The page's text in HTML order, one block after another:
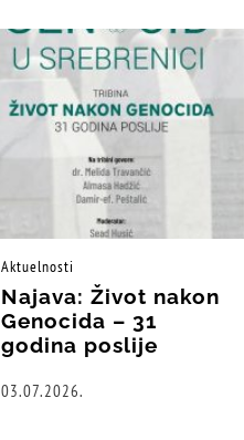
Aktuelnosti
Najava: Život nakon
Genocida – 31
godina poslije
03.07.2026.